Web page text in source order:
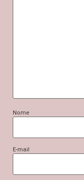
Nome
E-mail